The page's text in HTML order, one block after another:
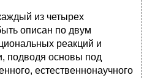
из четырех
описан по двум
реакций и
подводя основы под
естественнонаучного